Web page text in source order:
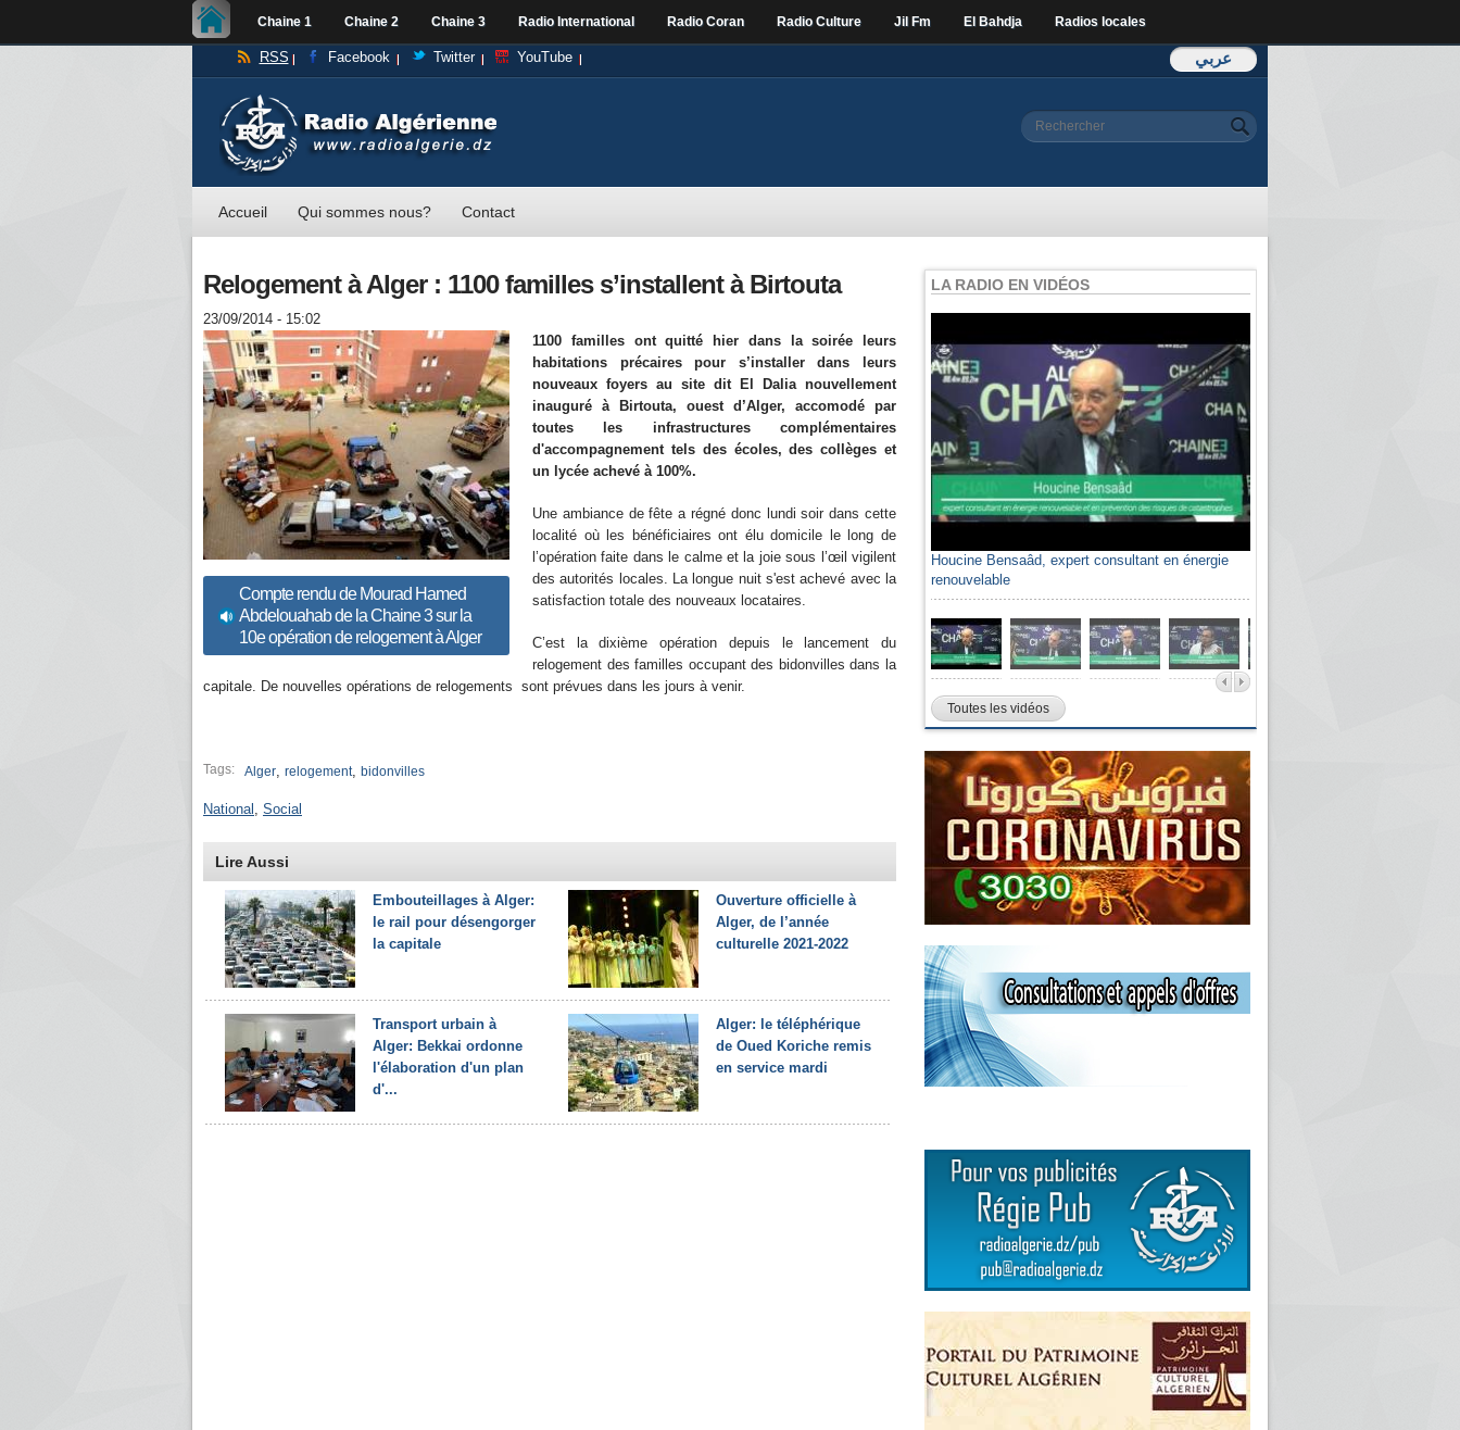
Chaine 1 Chaine 2 Chaine 3 Radio International Radio Coran Radio Culture Jil Fm El Bahdja Radios locales
عربي RSS Facebook Twitter YouTube
Formulaire de
Rechercher
Accueil Qui sommes nous? Contact
Relogement à Alger : 1100 familles s’installent à Birtouta
23/09/2014 - 15:02
Compte rendu de Mourad Hamed
Abdelouahab de la Chaine 3 sur la
10e opération de relogement à Alger
1100 familles ont quitté hier dans la soirée leurs
habitations précaires pour s’installer dans leurs
nouveaux foyers au site dit El Dalia nouvellement
inauguré à Birtouta, ouest d’Alger, accomodé par
toutes les infrastructures complémentaires
d'accompagnement tels des écoles, des collèges et
un lycée achevé à 100%.
Une ambiance de fête a régné donc lundi soir dans cette
localité où les bénéficiaires ont élu domicile le long de
l’opération faite dans le calme et la joie sous l’œil vigilent
des autorités locales. La longue nuit s'est achevé avec la
satisfaction totale des nouveaux locataires.
C’est la dixième opération depuis le lancement du
relogement des familles occupant des bidonvilles dans la
capitale. De nouvelles opérations de relogements sont prévues dans les jours à venir.
Tags: Alger, relogement, bidonvilles
National , Social
Lire Aussi
Embouteillages à Alger:
le rail pour désengorger
la capitale
Ouverture officielle à
Alger, de l’année
culturelle 2021-2022
Transport urbain à
Alger: Bekkai ordonne
l'élaboration d'un plan
d'...
Alger: le téléphérique
de Oued Koriche remis
en service mardi
LA RADIO EN VIDÉOS
Houcine Bensaâd, expert consultant en énergie
renouvelable
Toutes les vidéos